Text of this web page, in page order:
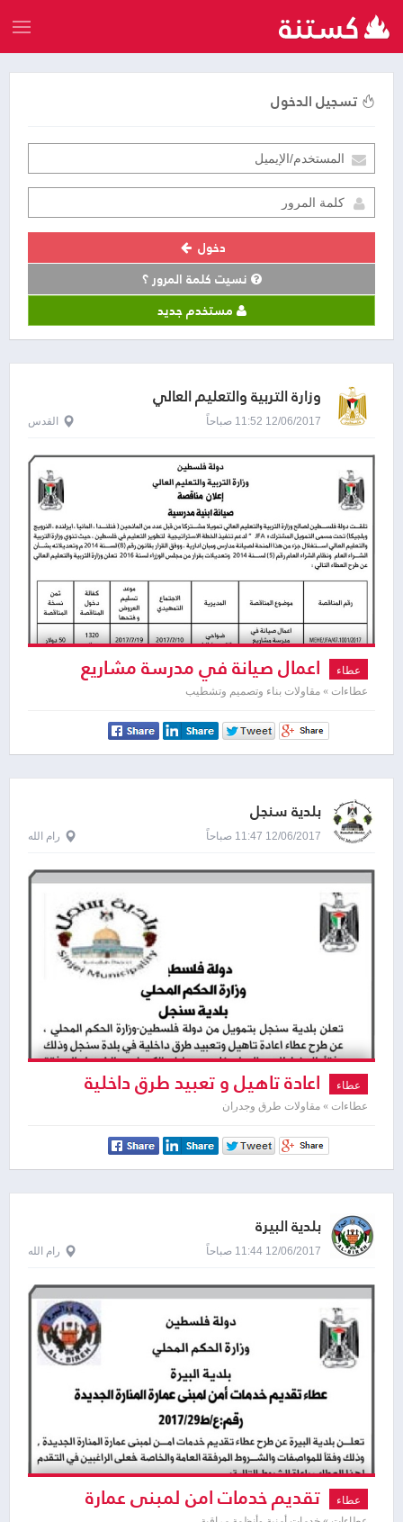
تسجيل الدخول
دخول
نسيت كلمة المرور ؟
مستخدم جديد
وزارة التربية والتعليم العالي
12/06/2017 11:52 صباحاً القدس
عطاء اعمال صيانة في مدرسة مشاريع
العيزرية المختلطة
عطاءات » مقاولات بناء وتصميم وتشطيب
بلدية سنجل
12/06/2017 11:47 صباحاً رام الله
عطاء اعادة تاهيل و تعبيد طرق داخلية
عطاءات » مقاولات طرق وجدران
بلدية البيرة
12/06/2017 11:44 صباحاً رام الله
عطاء تقديم خدمات امن لمبنى عمارة